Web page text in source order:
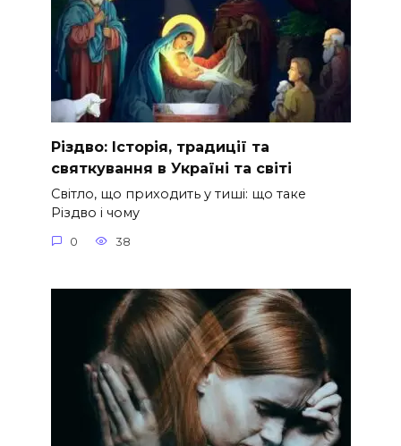
Різдво: Історія, традиції та
святкування в Україні та світі
Світло, що приходить у тиші: що таке
Різдво і чому
0 38